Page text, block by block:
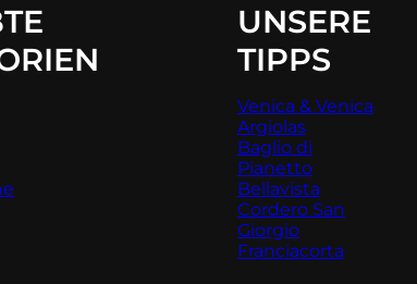
UNSERE
TIPPS
Venica & Venica
Argiolas
Baglio di
Pianetto
Bellavista
Cordero San
Giorgio
Franciacorta